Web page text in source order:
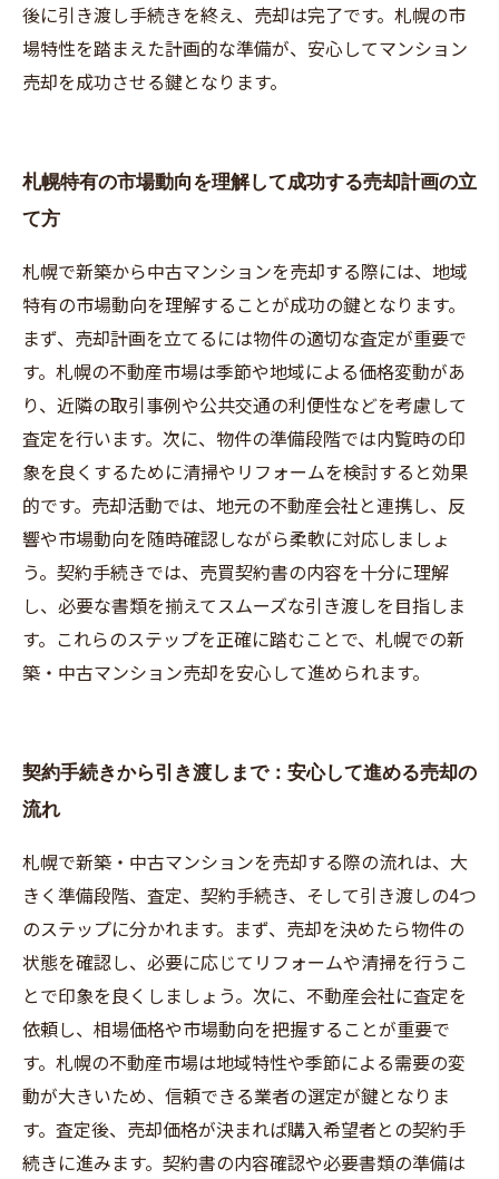
後に引き渡し手続きを終え、売却は完了です。札幌の市
場特性を踏まえた計画的な準備が、安心してマンション
売却を成功させる鍵となります。
札幌特有の市場動向を理解して成功する売却計画の立
て方
札幌で新築から中古マンションを売却する際には、地域
特有の市場動向を理解することが成功の鍵となります。
まず、売却計画を立てるには物件の適切な査定が重要で
す。札幌の不動産市場は季節や地域による価格変動があ
り、近隣の取引事例や公共交通の利便性などを考慮して
査定を行います。次に、物件の準備段階では内覧時の印
象を良くするために清掃やリフォームを検討すると効果
的です。売却活動では、地元の不動産会社と連携し、反
響や市場動向を随時確認しながら柔軟に対応しましょ
う。契約手続きでは、売買契約書の内容を十分に理解
し、必要な書類を揃えてスムーズな引き渡しを目指しま
す。これらのステップを正確に踏むことで、札幌での新
築・中古マンション売却を安心して進められます。
契約手続きから引き渡しまで：安心して進める売却の
流れ
札幌で新築・中古マンションを売却する際の流れは、大
きく準備段階、査定、契約手続き、そして引き渡しの4つ
のステップに分かれます。まず、売却を決めたら物件の
状態を確認し、必要に応じてリフォームや清掃を行うこ
とで印象を良くしましょう。次に、不動産会社に査定を
依頼し、相場価格や市場動向を把握することが重要で
す。札幌の不動産市場は地域特性や季節による需要の変
動が大きいため、信頼できる業者の選定が鍵となりま
す。査定後、売却価格が決まれば購入希望者との契約手
続きに進みます。契約書の内容確認や必要書類の準備は